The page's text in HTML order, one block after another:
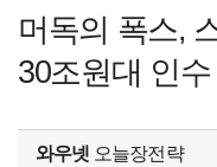
머독의 폭스,
30조원대 인수
와우넷 오늘장전략